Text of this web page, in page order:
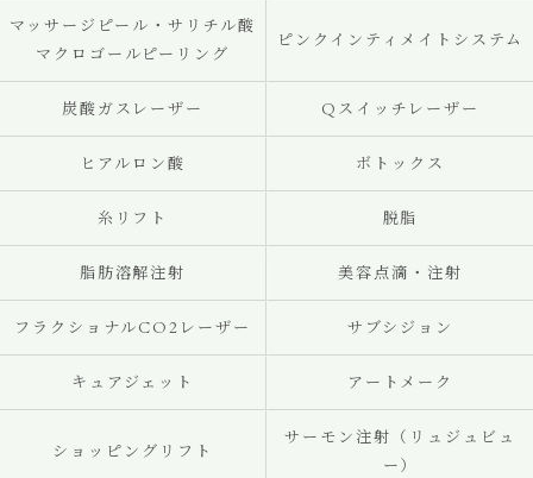
マッサージピール・サリチル酸
マクロゴールピーリング
ピンクインティメイトシステム
炭酸ガスレーザー Qスイッチレーザー
ヒアルロン酸 ボトックス
糸リフト 脱脂
脂肪溶解注射 美容点滴・注射
フラクショナルCO2レーザー サブシジョン
キュアジェット アートメーク
ショッピングリフト
サーモン注射（リュジュビュ
ー）